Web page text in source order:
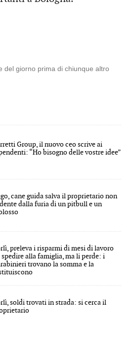
del giorno prima di chiunque altro
Group, il nuovo ceo scrive ai
“Ho bisogno delle vostre idee”
cane guida salva il proprietario non
dalla furia di un pitbull e un
preleva i risparmi di mesi di lavoro
spedire alla famiglia, ma li perde: i
trovano la somma e la
soldi trovati in strada: si cerca il